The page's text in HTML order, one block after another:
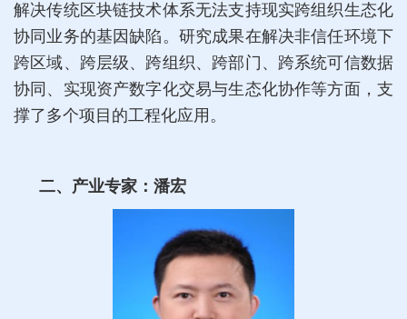
解决传统区块链技术体系无法支持现实跨组织生态化
协同业务的基因缺陷。研究成果在解决非信任环境下
跨区域、跨层级、跨组织、跨部门、跨系统可信数据
协同、实现资产数字化交易与生态化协作等方面，支
撑了多个项目的工程化应用。
二、产业专家：潘宏